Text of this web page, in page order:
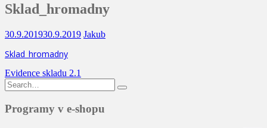
Sklad_hromadny
30.9.201930.9.2019 Jakub
Sklad_hromadny
Navigace
pro
příspěvek
Evidence skladu 2.1
Search
for:
Programy v e-shopu